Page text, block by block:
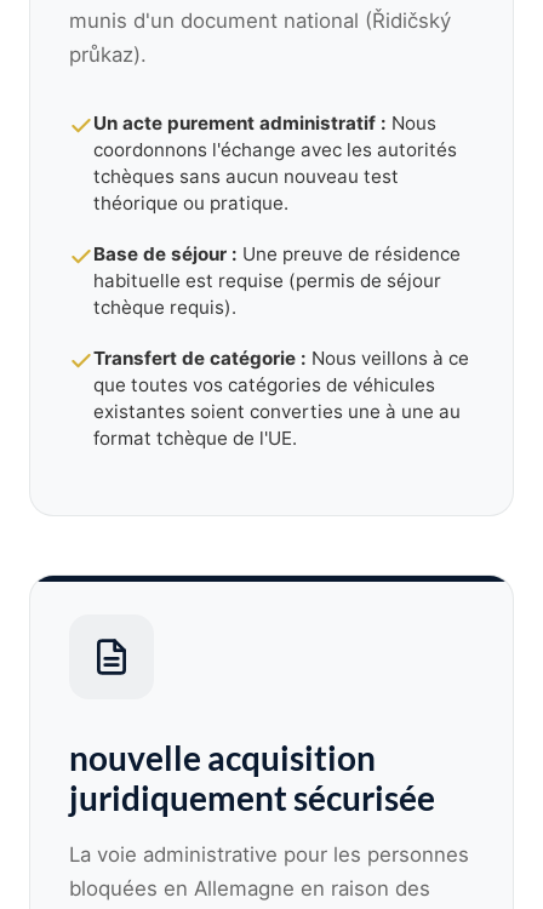
munis d'un document national (Řidičský
průkaz).
Un acte purement administratif : Nous
coordonnons l'échange avec les autorités
tchèques sans aucun nouveau test
théorique ou pratique.
Base de séjour : Une preuve de résidence
habituelle est requise (permis de séjour
tchèque requis).
Transfert de catégorie : Nous veillons à ce
que toutes vos catégories de véhicules
existantes soient converties une à une au
format tchèque de l'UE.
nouvelle acquisition
juridiquement sécurisée
La voie administrative pour les personnes
bloquées en Allemagne en raison des